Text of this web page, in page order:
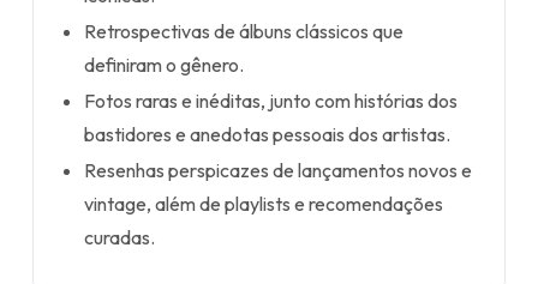
Retrospectivas de álbuns clássicos que
definiram o gênero.
Fotos raras e inéditas, junto com histórias dos
bastidores e anedotas pessoais dos artistas.
Resenhas perspicazes de lançamentos novos e
vintage, além de playlists e recomendações
curadas.